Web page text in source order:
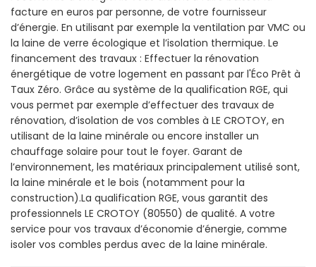
facture en euros par personne, de votre fournisseur
d’énergie. En utilisant par exemple la ventilation par VMC ou
la laine de verre écologique et l’isolation thermique. Le
financement des travaux : Effectuer la rénovation
énergétique de votre logement en passant par l'Éco Prêt à
Taux Zéro. Grâce au système de la qualification RGE, qui
vous permet par exemple d’effectuer des travaux de
rénovation, d’isolation de vos combles à LE CROTOY, en
utilisant de la laine minérale ou encore installer un
chauffage solaire pour tout le foyer. Garant de
l’environnement, les matériaux principalement utilisé sont,
la laine minérale et le bois (notamment pour la
construction).La qualification RGE, vous garantit des
professionnels LE CROTOY (80550) de qualité. A votre
service pour vos travaux d’économie d’énergie, comme
isoler vos combles perdus avec de la laine minérale.